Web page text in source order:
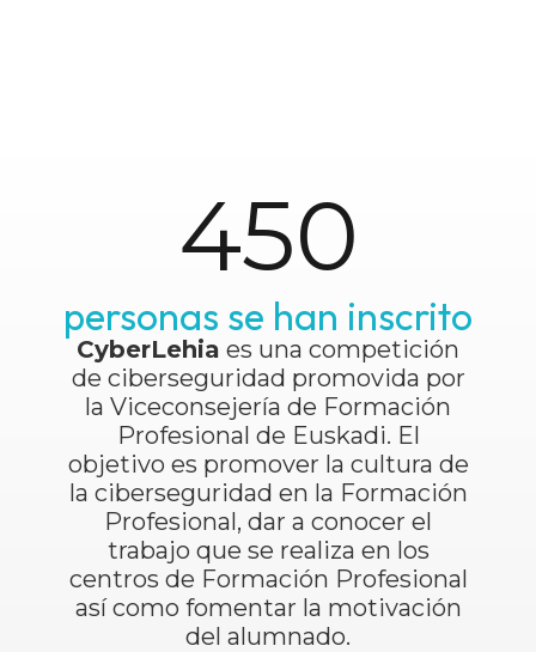
450
personas se han inscrito
CyberLehia es una competición
de ciberseguridad promovida por
la Viceconsejería de Formación
Profesional de Euskadi. El
objetivo es promover la cultura de
la ciberseguridad en la Formación
Profesional, dar a conocer el
trabajo que se realiza en los
centros de Formación Profesional
así como fomentar la motivación
del alumnado.